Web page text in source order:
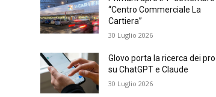
“Centro Commerciale La
Cartiera”
30 Luglio 2026
Glovo porta la ricerca dei
su ChatGPT e Claude
30 Luglio 2026